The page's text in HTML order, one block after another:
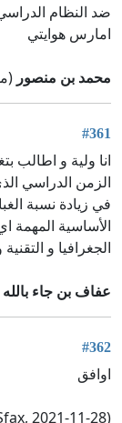
ضد النظام
امارس هوايتي
محمد بن منصور
#361
انا ولية و اطالب
الزمن الدراسي
في زيادة نسبة
الأساسية المهمة
الجغرافيا و
عفاف بن جاء بالله
#362
اوافق
2021-11-28)